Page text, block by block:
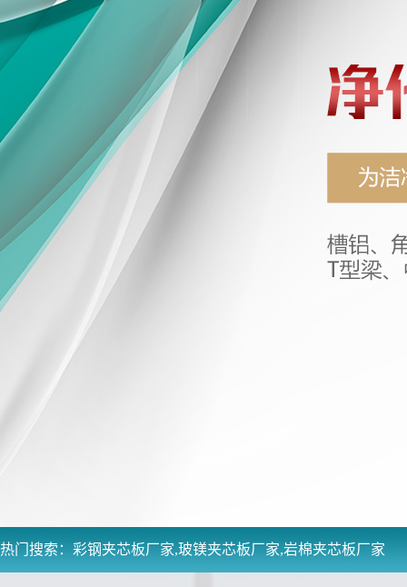
热门搜索： 彩钢夹芯板厂家,玻镁夹芯板厂家,岩棉夹芯板厂家